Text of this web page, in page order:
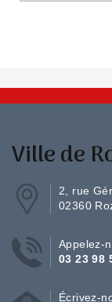
Ville de
2, rue
02360
Appelez-
03 23 98
Écrivez-